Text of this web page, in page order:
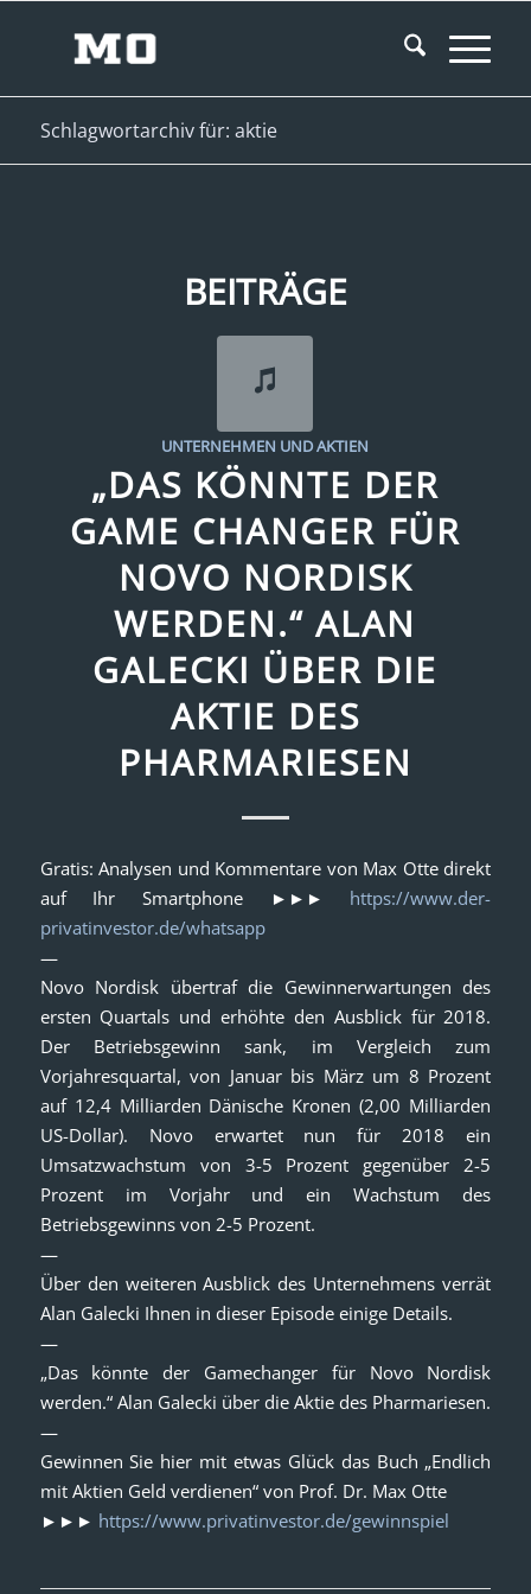
Schlagwortarchiv für: aktie
BEITRÄGE
UNTERNEHMEN UND AKTIEN
„DAS KÖNNTE DER
GAME CHANGER FÜR
NOVO NORDISK
WERDEN.“ ALAN
GALECKI ÜBER DIE
AKTIE DES
PHARMARIESEN
Gratis: Analysen und Kommentare von Max Otte direkt
auf Ihr Smartphone ►►► https://www.der-
privatinvestor.de/whatsapp
—
Novo Nordisk übertraf die Gewinnerwartungen des
ersten Quartals und erhöhte den Ausblick für 2018.
Der Betriebsgewinn sank, im Vergleich zum
Vorjahresquartal, von Januar bis März um 8 Prozent
auf 12,4 Milliarden Dänische Kronen (2,00 Milliarden
US-Dollar). Novo erwartet nun für 2018 ein
Umsatzwachstum von 3-5 Prozent gegenüber 2-5
Prozent im Vorjahr und ein Wachstum des
Betriebsgewinns von 2-5 Prozent.
—
Über den weiteren Ausblick des Unternehmens verrät
Alan Galecki Ihnen in dieser Episode einige Details.
—
„Das könnte der Gamechanger für Novo Nordisk
werden.“ Alan Galecki über die Aktie des Pharmariesen.
—
Gewinnen Sie hier mit etwas Glück das Buch „Endlich
mit Aktien Geld verdienen“ von Prof. Dr. Max Otte
►►► https://www.privatinvestor.de/gewinnspiel